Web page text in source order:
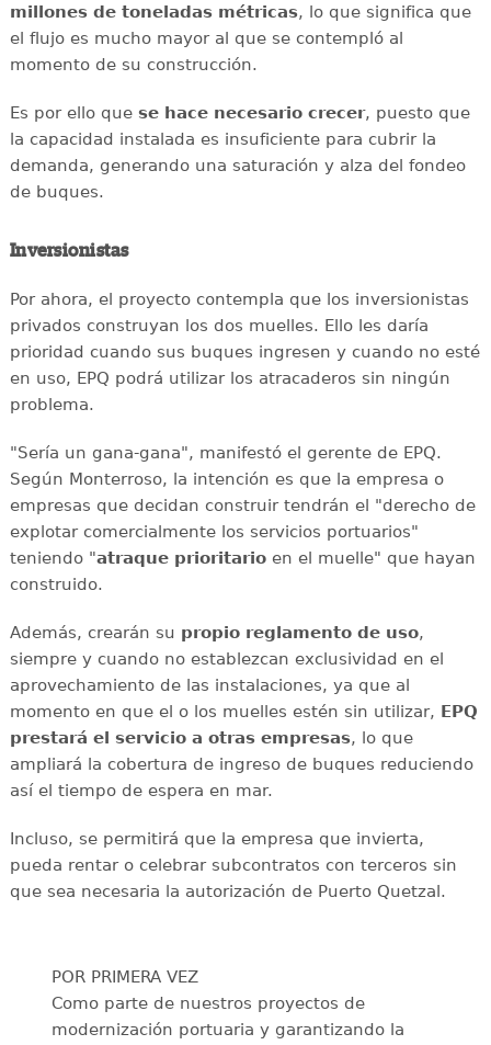
millones de toneladas métricas, lo que significa que
el flujo es mucho mayor al que se contempló al
momento de su construcción.
Es por ello que se hace necesario crecer, puesto que
la capacidad instalada es insuficiente para cubrir la
demanda, generando una saturación y alza del fondeo
de buques.
Inversionistas
Por ahora, el proyecto contempla que los inversionistas
privados construyan los dos muelles. Ello les daría
prioridad cuando sus buques ingresen y cuando no esté
en uso, EPQ podrá utilizar los atracaderos sin ningún
problema.
"Sería un gana-gana", manifestó el gerente de EPQ.
Según Monterroso, la intención es que la empresa o
empresas que decidan construir tendrán el "derecho de
explotar comercialmente los servicios portuarios"
teniendo "atraque prioritarioen el muelle" que hayan
construido.
Además, crearán su propio reglamento de uso,
siempre y cuando no establezcan exclusividad en el
aprovechamiento de las instalaciones, ya que al
momento en que el o los muelles estén sin utilizar, EPQ
prestará el servicio a otras empresas, lo que
ampliará la cobertura de ingreso de buques reduciendo
así el tiempo de espera en mar.
Incluso, se permitirá que la empresa que invierta,
pueda rentar o celebrar subcontratos con terceros sin
que sea necesaria la autorización de Puerto Quetzal.
POR PRIMERA VEZ
Como parte de nuestros proyectos de
modernización portuaria y garantizando la